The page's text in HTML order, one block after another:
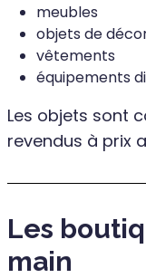
meubles
objets de
vêtements
équipements
Les objets sont
revendus à prix
Les
main